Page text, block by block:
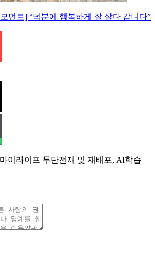
먼트] “덕분에 행복하게 잘 살다 갑니다”
이라이프 무단전재 및 재배포, AI학습